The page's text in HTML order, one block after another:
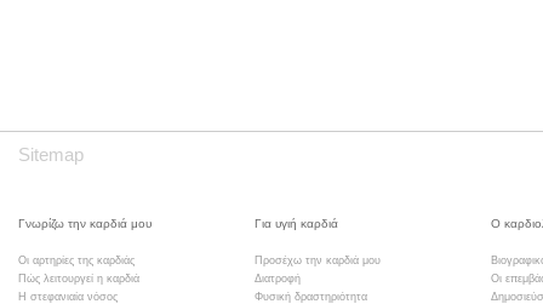
Sitemap
Γνωρίζω την καρδιά μου
Οι αρτηρίες της καρδιάς
Πώς λειτουργεί η καρδιά
Η στεφανιαία νόσος
Για υγιή καρδιά
Προσέχω την καρδιά μου
Διατροφή
Φυσική δραστηριότητα
Ο
Οι